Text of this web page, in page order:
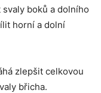
boků a dolního
horní a dolní
zlepšit celkovou
břicha.